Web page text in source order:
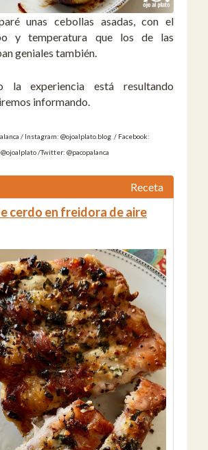
unas cebollas asadas, con el
y temperatura que los de las
geniales también.
la experiencia está resultando
informando.
/ Instagram: @ojoalplato.blog / Facebook:
/Twitter: @pacopalanca
Receta
cerdo en freidora de aire